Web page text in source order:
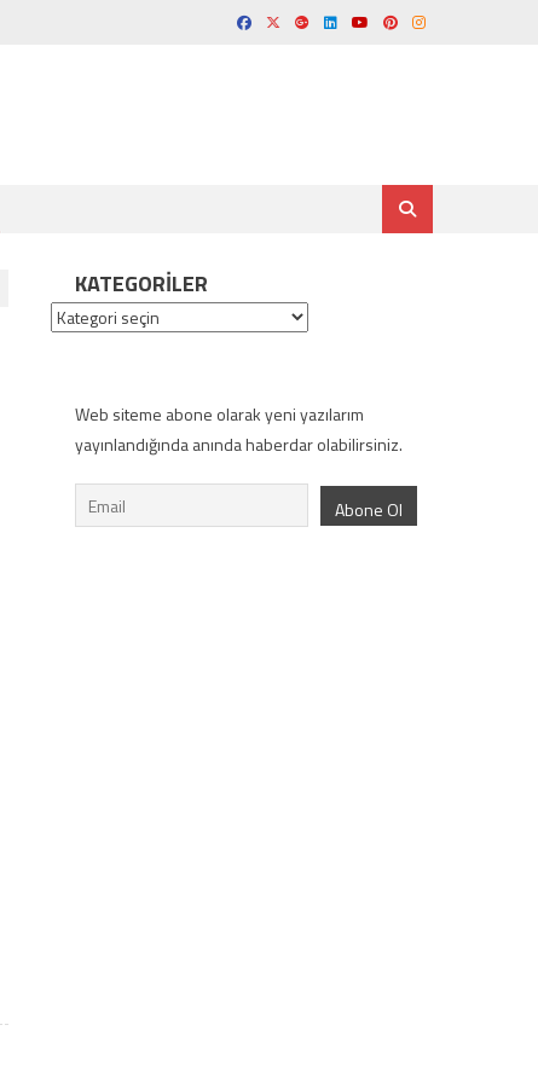
KATEGORILER
Kategoriler
Web siteme abone olarak yeni yazılarım
yayınlandığında anında haberdar olabilirsiniz.